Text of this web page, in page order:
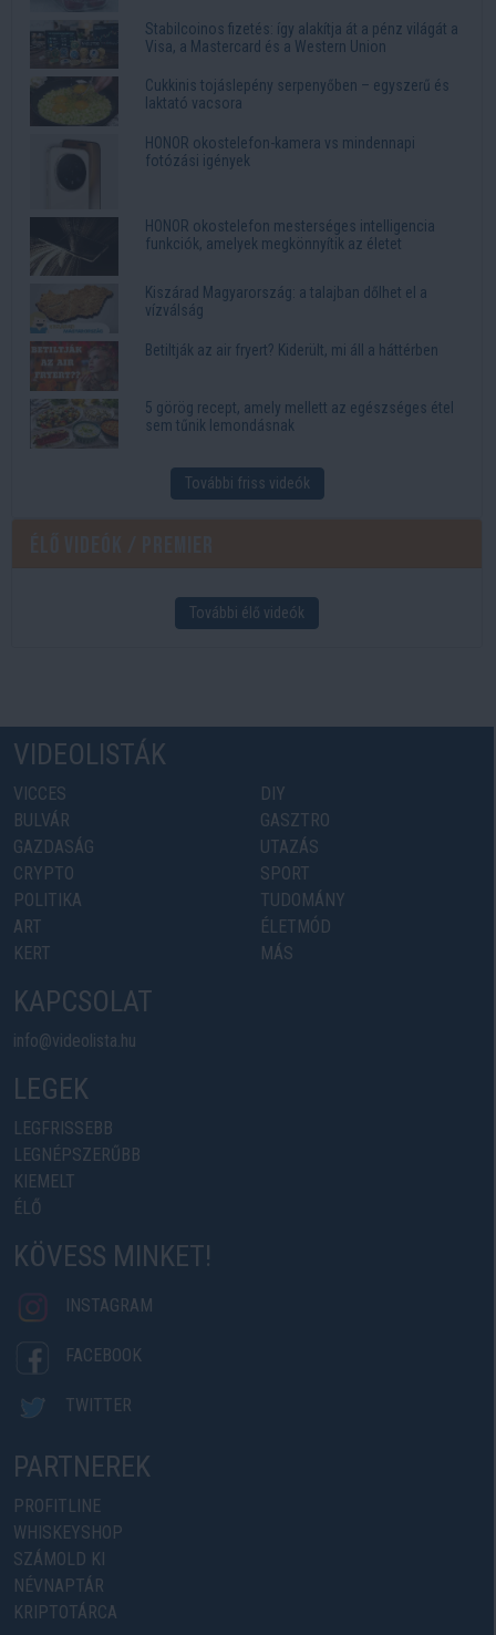
Stabilcoinos fizetés: így alakítja át a pénz világát a
Visa, a Mastercard és a Western Union
Cukkinis tojáslepény serpenyőben – egyszerű és
laktató vacsora
HONOR okostelefon-kamera vs mindennapi
fotózási igények
HONOR okostelefon mesterséges intelligencia
funkciók, amelyek megkönnyítik az életet
Kiszárad Magyarország: a talajban dőlhet el a
vízválság
Betiltják az air fryert? Kiderült, mi áll a háttérben
5 görög recept, amely mellett az egészséges étel
sem tűnik lemondásnak
További friss videók
További élő videók
VIDEOLISTÁK
VICCES
BULVÁR
GAZDASÁG
CRYPTO
POLITIKA
ART
KERT
DIY
GASZTRO
UTAZÁS
SPORT
TUDOMÁNY
ÉLETMÓD
MÁS
KAPCSOLAT
info@videolista.hu
LEGEK
LEGFRISSEBB
LEGNÉPSZERŰBB
KIEMELT
ÉLŐ
KÖVESS MINKET!
INSTAGRAM
FACEBOOK
TWITTER
PARTNEREK
PROFITLINE
WHISKEYSHOP
SZÁMOLD KI
NÉVNAPTÁR
KRIPTOTÁRCA